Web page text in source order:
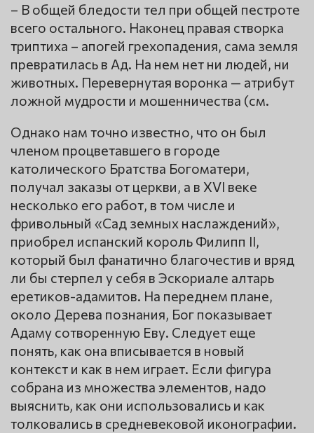
– В общей бледости тел при общей пестроте
всего остального. Наконец правая створка
триптиха – апогей грехопадения, сама земля
превратилась в Ад. На нем нет ни людей, ни
животных. Перевернутая воронка — атрибут
ложной мудрости и мошенничества (см.
Однако нам точно известно, что он был
членом процветавшего в городе
католического Братства Богоматери,
получал заказы от церкви, а в XVI веке
несколько его работ, в том числе и
фривольный «Сад земных наслаждений»,
приобрел испанский король Филипп II,
который был фанатично благочестив и вряд
ли бы стерпел у себя в Эскориале алтарь
еретиков-адамитов. На переднем плане,
около Дерева познания, Бог показывает
Адаму сотворенную Еву. Следует еще
понять, как она вписывается в новый
контекст и как в нем играет. Если фигура
собрана из множества элементов, надо
выяснить, как они использовались и как
толковались в средневековой иконографии.